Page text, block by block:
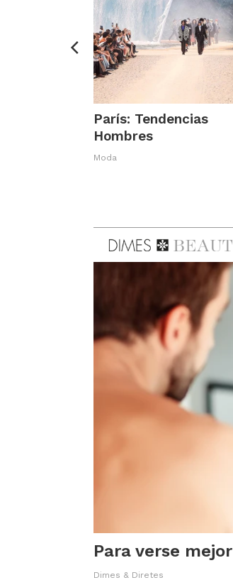
París: Tendencias
Hombres
Moda
Para verse mejor
Dimes & Diretes